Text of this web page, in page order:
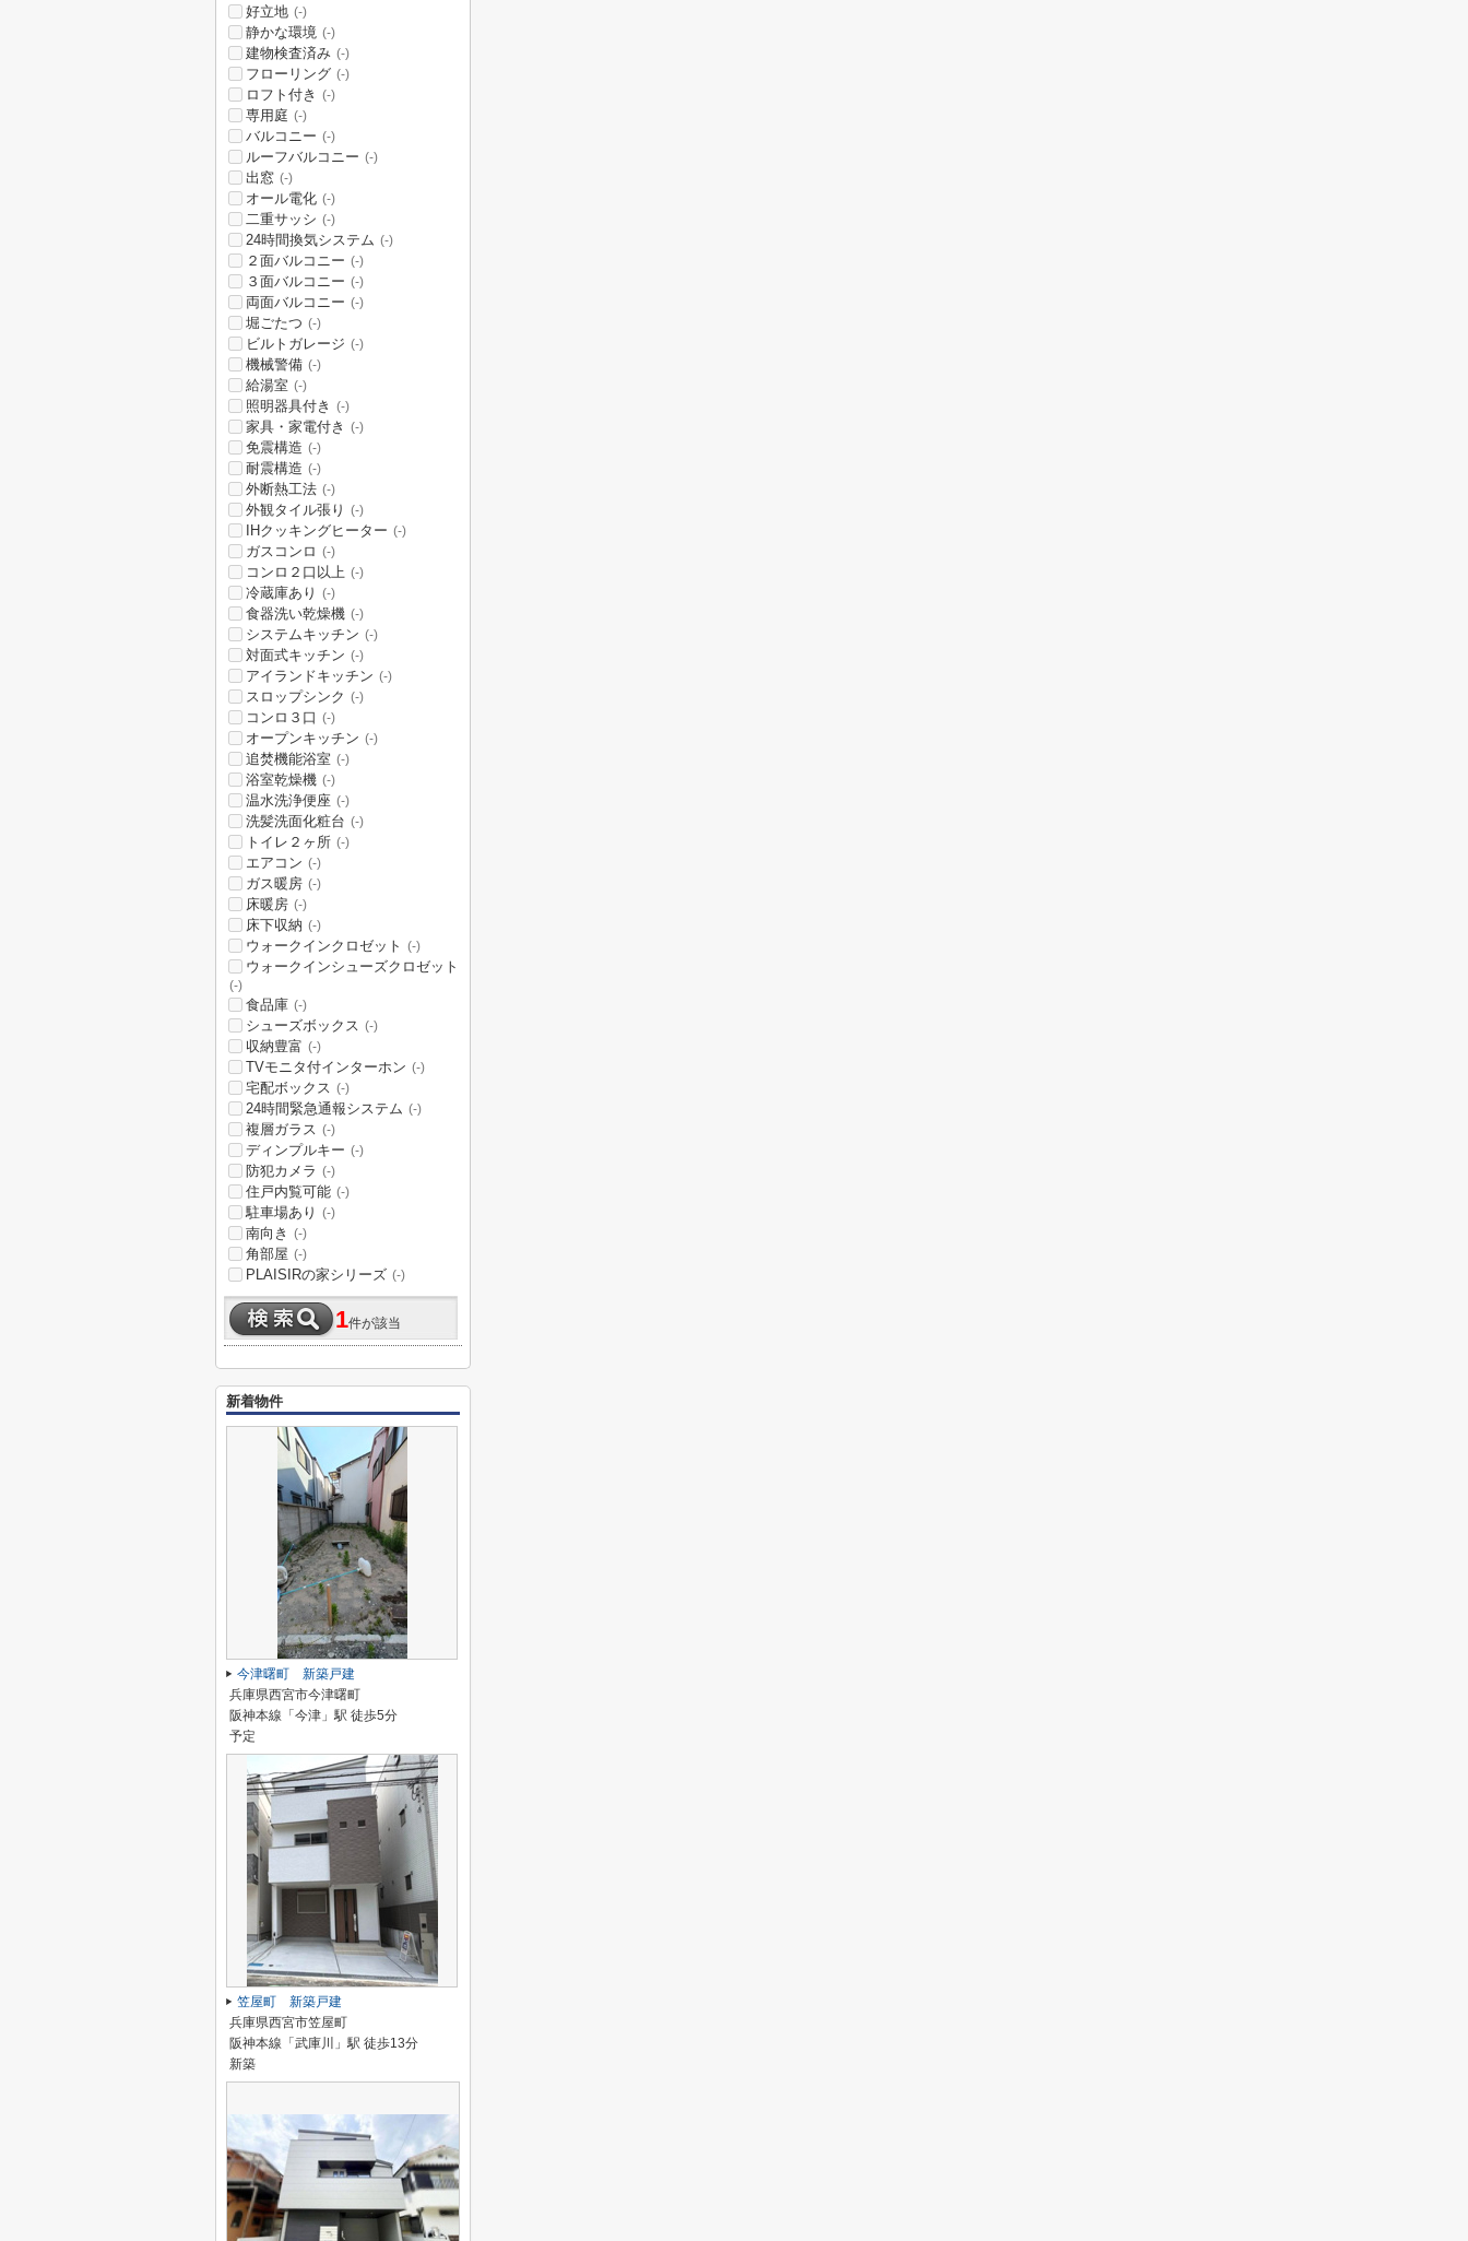
好立地 (-)
静かな環境 (-)
建物検査済み (-)
フローリング (-)
ロフト付き (-)
専用庭 (-)
バルコニー (-)
ルーフバルコニー (-)
出窓 (-)
オール電化 (-)
二重サッシ (-)
24時間換気システム (-)
２面バルコニー (-)
３面バルコニー (-)
両面バルコニー (-)
堀ごたつ (-)
ビルトガレージ (-)
機械警備 (-)
給湯室 (-)
照明器具付き (-)
家具・家電付き (-)
免震構造 (-)
耐震構造 (-)
外断熱工法 (-)
外観タイル張り (-)
IHクッキングヒーター (-)
ガスコンロ (-)
コンロ２口以上 (-)
冷蔵庫あり (-)
食器洗い乾燥機 (-)
システムキッチン (-)
対面式キッチン (-)
アイランドキッチン (-)
スロップシンク (-)
コンロ３口 (-)
オープンキッチン (-)
追焚機能浴室 (-)
浴室乾燥機 (-)
温水洗浄便座 (-)
洗髪洗面化粧台 (-)
トイレ２ヶ所 (-)
エアコン (-)
ガス暖房 (-)
床暖房 (-)
床下収納 (-)
ウォークインクロゼット (-)
ウォークインシューズクロゼット
(-)
食品庫 (-)
シューズボックス (-)
収納豊富 (-)
TVモニタ付インターホン (-)
宅配ボックス (-)
24時間緊急通報システム (-)
複層ガラス (-)
ディンプルキー (-)
防犯カメラ (-)
住戸内覧可能 (-)
駐車場あり (-)
南向き (-)
角部屋 (-)
PLAISIRの家シリーズ (-)
1件が該当
新着物件
今津曙町 新築戸建
兵庫県西宮市今津曙町
阪神本線「今津」駅 徒歩5分
予定
笠屋町 新築戸建
兵庫県西宮市笠屋町
阪神本線「武庫川」駅 徒歩13分
新築